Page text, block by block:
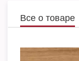
Все о товаре